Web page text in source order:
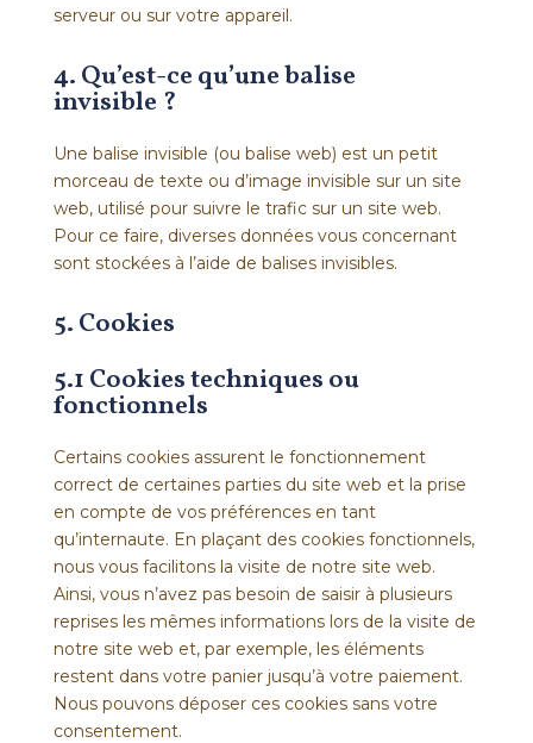
serveur ou sur votre appareil.
4. Qu’est-ce qu’une balise
invisible ?
Une balise invisible (ou balise web) est un petit
morceau de texte ou d’image invisible sur un site
web, utilisé pour suivre le trafic sur un site web.
Pour ce faire, diverses données vous concernant
sont stockées à l’aide de balises invisibles.
5. Cookies
5.1 Cookies techniques ou
fonctionnels
Certains cookies assurent le fonctionnement
correct de certaines parties du site web et la prise
en compte de vos préférences en tant
qu’internaute. En plaçant des cookies fonctionnels,
nous vous facilitons la visite de notre site web.
Ainsi, vous n’avez pas besoin de saisir à plusieurs
reprises les mêmes informations lors de la visite de
notre site web et, par exemple, les éléments
restent dans votre panier jusqu’à votre paiement.
Nous pouvons déposer ces cookies sans votre
consentement.